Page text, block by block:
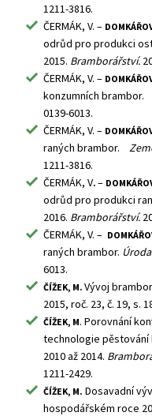
1211-3816.
ČERMÁK, V. –
odrůd pro produkci
2015. Bramborářství.
ČERMÁK, V. –
konzumních brambor.
0139-6013.
ČERMÁK, V. –
raných brambor.
1211-3816.
ČERMÁK, V. –
odrůd pro produkci
2016. Bramborářství.
ČERMÁK, V. –
raných brambor. Úroda
6013.
ČÍŽEK, M. Vývoj
2015, roč. 23, č. 19, s.
ČÍŽEK, M. Porovnání
technologie
2010 až 2014.
1211-2429.
ČÍŽEK, M. Dosavadní
hospodářském roce